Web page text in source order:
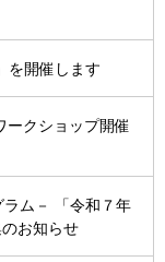
を開催します
クショップ開催
ム－ 「令和７年
お知らせ